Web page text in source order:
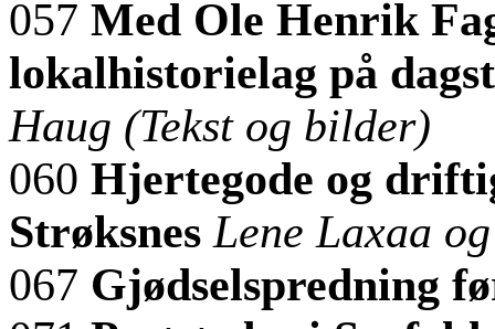
057 Med Ole Henrik
lokalhistorielag på
Haug (Tekst og bilder)
060 Hjertegode og
Strøksnes Lene Laxaa
067 Gjødselspredning